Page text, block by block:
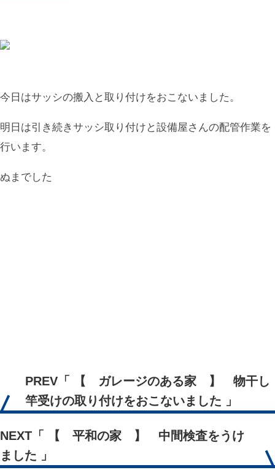
今日はサッシの搬入と取り付けをおこないました。
明日は引き続きサッシ取り付けと設備屋さんの配管作業を
行います。
ぬまでした
PREV「 【 ガレージのある家 】 物干し
竿受けの取り付けをおこないました 」
NEXT 「 【 平和の家 】 中間検査をうけ
ました 」